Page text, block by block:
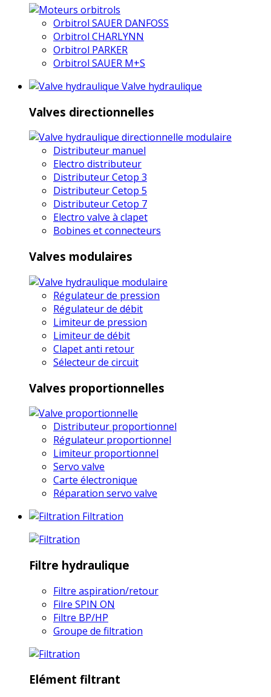
Orbitrol SAUER DANFOSS
Orbitrol CHARLYNN
Orbitrol PARKER
Orbitrol SAUER M+S
Valve hydraulique
Valves directionnelles
Distributeur manuel
Electro distributeur
Distributeur Cetop 3
Distributeur Cetop 5
Distributeur Cetop 7
Electro valve à clapet
Bobines et connecteurs
Valves modulaires
Régulateur de pression
Régulateur de débit
Limiteur de pression
Limiteur de débit
Clapet anti retour
Sélecteur de circuit
Valves proportionnelles
Distributeur proportionnel
Régulateur proportionnel
Limiteur proportionnel
Servo valve
Carte électronique
Réparation servo valve
Filtration
Filtre hydraulique
Filtre aspiration/retour
Filre SPIN ON
Filtre BP/HP
Groupe de filtration
Elément filtrant